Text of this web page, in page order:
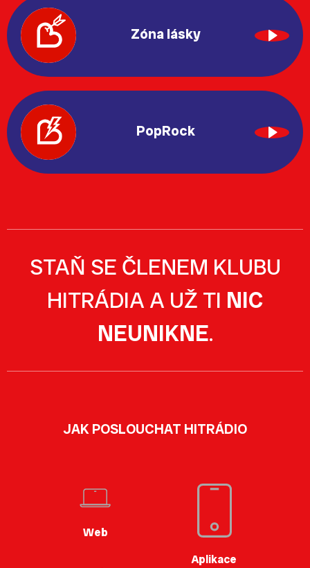
Zóna lásky
PopRock
STAŇ SE ČLENEM KLUBU
HITRÁDIA A UŽ TI NIC
NEUNIKNE.
JAK POSLOUCHAT HITRÁDIO
Web
Aplikace